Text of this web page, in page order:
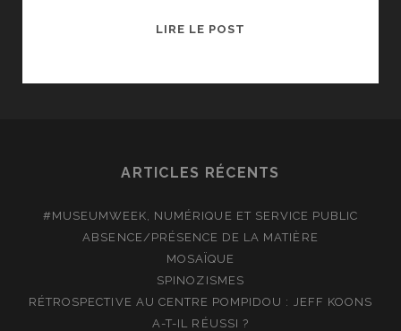
LIRE LE POST
ARTICLES RÉCENTS
#MUSEUMWEEK, NUMÉRIQUE ET SERVICE PUBLIC
ABSENCE/PRÉSENCE DE LA MATIÈRE
MOSAÏQUE
SPINOZISMES
RÉTROSPECTIVE AU CENTRE POMPIDOU : JEFF KOONS
A-T-IL RÉUSSI ?